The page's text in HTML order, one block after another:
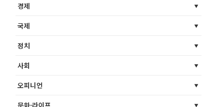
경제
국제
정치
사회
오피니언
문화·라이프